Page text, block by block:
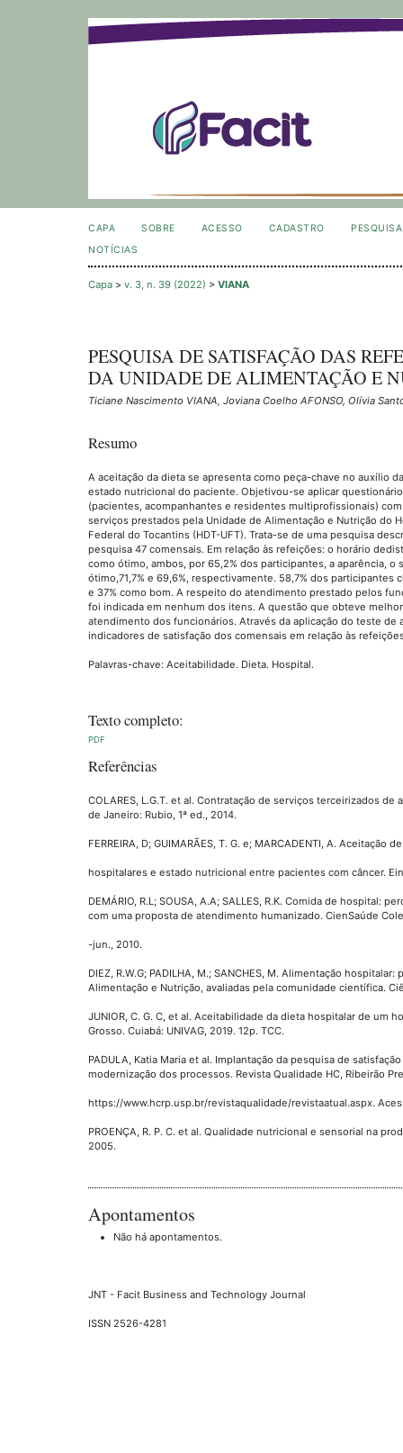
CAPA SOBRE ACESSO CADASTRO
PESQUISA
NOTÍCIAS
Capa > v. 3, n. 39 (2022) > VIANA
PESQUISA DE SATISFAÇÃO DAS
DA UNIDADE DE ALIMENTAÇÃO E
Ticiane Nascimento VIANA, Joviana Coelho AFONSO, Olívia
Resumo
A aceitação da dieta se apresenta como peça-chave no auxílio
estado nutricional do paciente. Objetivou-se aplicar
(pacientes, acompanhantes e residentes multiprofissionais)
serviços prestados pela Unidade de Alimentação e Nutrição do
Federal do Tocantins (HDT-UFT). Trata-se de uma pesquisa
pesquisa 47 comensais. Em relação às refeições: o horário
como ótimo, ambos, por 65,2% dos participantes, a aparência,
ótimo,71,7% e 69,6%, respectivamente. 58,7% dos participantes
e 37% como bom. A respeito do atendimento prestado pelos
foi indicada em nenhum dos itens. A questão que obteve
atendimento dos funcionários. Através da aplicação do teste
indicadores de satisfação dos comensais em relação às
Palavras-chave: Aceitabilidade. Dieta. Hospital.
Texto completo:
PDF
Referências
COLARES, L.G.T. et al. Contratação de serviços terceirizados
de Janeiro: Rubio, 1ª ed., 2014.
FERREIRA, D; GUIMARÃES, T. G. e; MARCADENTI, A. Aceitação
hospitalares e estado nutricional entre pacientes com câncer.
DEMÁRIO, R.L; SOUSA, A.A; SALLES, R.K. Comida de hospital:
com uma proposta de atendimento humanizado. CienSaúde
-jun., 2010.
DIEZ, R.W.G; PADILHA, M.; SANCHES, M. Alimentação
Alimentação e Nutrição, avaliadas pela comunidade científica.
JUNIOR, C. G. C, et al. Aceitabilidade da dieta hospitalar de um
Grosso. Cuiabá: UNIVAG, 2019. 12p. TCC.
PADULA, Katia Maria et al. Implantação da pesquisa de
modernização dos processos. Revista Qualidade HC, Ribeirão
https://www.hcrp.usp.br/revistaqualidade/revistaatual.aspx.
PROENÇA, R. P. C. et al. Qualidade nutricional e sensorial na
2005.
Apontamentos
Não há apontamentos.
JNT - Facit Business and Technology Journal
ISSN 2526-4281